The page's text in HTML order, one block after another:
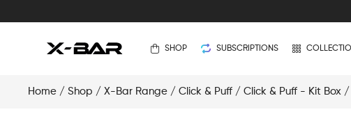
SHOP SUBSCRIPTIONS
Home / Shop / X-Bar Range / Click & Puff / Click & Puff - Kit Box /